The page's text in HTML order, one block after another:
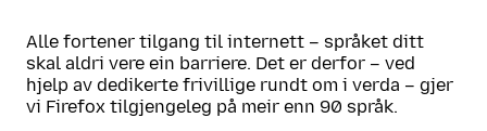
Alle fortener tilgang til internett – språket ditt
skal aldri vere ein barriere. Det er derfor – ved
hjelp av dedikerte frivillige rundt om i verda – gjer
vi Firefox tilgjengeleg på meir enn 90 språk.